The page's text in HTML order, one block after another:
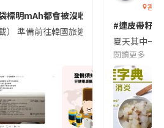
標明mAh都會被沒收😱出發前切記檢查
載） 準備前往韓國旅遊的民眾，近期要
香港
#連皮帶籽
夏天其中一
閱讀更多